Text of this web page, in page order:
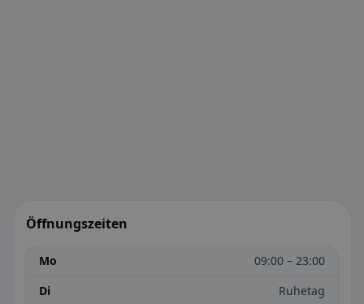
Öffnungszeiten
Mo
09:00 – 23:00
Di
Ruhetag